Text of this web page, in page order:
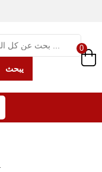
يبحث
0